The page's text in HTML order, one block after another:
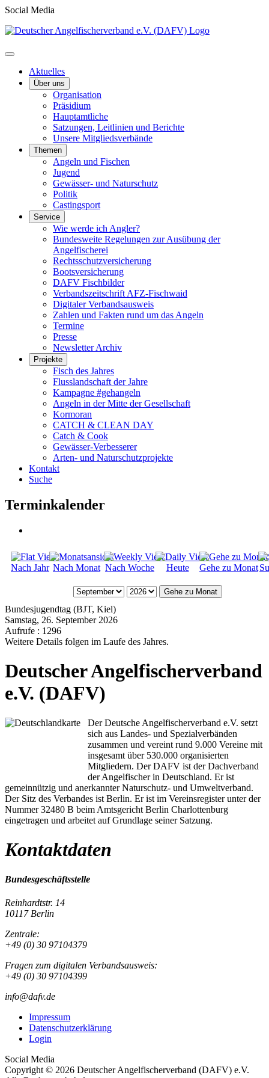
Social Media
Aktuelles
Über uns
Organisation
Präsidium
Hauptamtliche
Satzungen, Leitlinien und Berichte
Unsere Mitgliedsverbände
Themen
Angeln und Fischen
Jugend
Gewässer- und Naturschutz
Politik
Castingsport
Service
Wie werde ich Angler?
Bundesweite Regelungen zur Ausübung der
Angelfischerei
Rechtsschutzversicherung
Bootsversicherung
DAFV Fischbilder
Verbandszeitschrift AFZ-Fischwaid
Digitaler Verbandsausweis
Zahlen und Fakten rund um das Angeln
Termine
Presse
Newsletter Archiv
Projekte
Fisch des Jahres
Flusslandschaft der Jahre
Kampagne #gehangeln
Angeln in der Mitte der Gesellschaft
Kormoran
CATCH & CLEAN DAY
Catch & Cook
Gewässer-Verbesserer
Arten- und Naturschutzprojekte
Kontakt
Suche
Terminkalender
Nach Jahr Nach Monat Nach Woche Heute Gehe zu Monat
Gehe zu Monat
Bundesjugendtag (BJT, Kiel)
Samstag, 26. September 2026
Aufrufe : 1296
Weitere Details folgen im Laufe des Jahres.
Deutscher Angelfischerverband
e.V. (DAFV)
Der Deutsche Angelfischerverband e.V. setzt
sich aus Landes- und Spezialverbänden
zusammen und vereint rund 9.000 Vereine mit
insgesamt über 530.000 organisierten
Mitgliedern. Der DAFV ist der Dachverband
der Angelfischer in Deutschland. Er ist
gemeinnützig und anerkannter Naturschutz- und Umweltverband.
Der Sitz des Verbandes ist Berlin. Er ist im Vereinsregister unter der
Nummer 32480 B beim Amtsgericht Berlin Charlottenburg
eingetragen und arbeitet auf Grundlage seiner Satzung.
Kontaktdaten
Bundesgeschäftsstelle
Reinhardtstr. 14
10117 Berlin
Zentrale:
+49 (0) 30 97104379
Fragen zum digitalen Verbandsausweis:
+49 (0) 30 97104399
info@dafv.de
Impressum
Datenschutzerklärung
Login
Social Media
Copyright © 2026 Deutscher Angelfischerverband (DAFV) e.V.